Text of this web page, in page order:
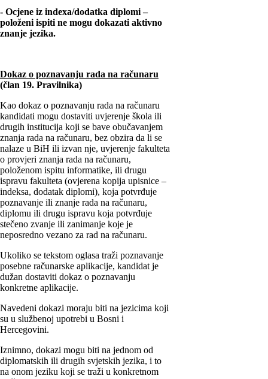
- Ocjene iz indexa/dodatka diplomi –
položeni ispiti ne mogu dokazati aktivno
znanje jezika.
Dokaz o poznavanju rada na računaru
(član 19. Pravilnika)
Kao dokaz o poznavanju rada na računaru
kandidati mogu dostaviti uvjerenje škola ili
drugih institucija koji se bave obučavanjem
znanja rada na računaru, bez obzira da li se
nalaze u BiH ili izvan nje, uvjerenje fakulteta
o provjeri znanja rada na računaru,
položenom ispitu informatike, ili drugu
ispravu fakulteta (ovjerena kopija upisnice –
indeksa, dodatak diplomi), koja potvrđuje
poznavanje ili znanje rada na računaru,
diplomu ili drugu ispravu koja potvrđuje
stečeno zvanje ili zanimanje koje je
neposredno vezano za rad na računaru.
Ukoliko se tekstom oglasa traži poznavanje
posebne računarske aplikacije, kandidat je
dužan dostaviti dokaz o poznavanju
konkretne aplikacije.
Navedeni dokazi moraju biti na jezicima koji
su u službenoj upotrebi u Bosni i
Hercegovini.
Iznimno, dokazi mogu biti na jednom od
diplomatskih ili drugih svjetskih jezika, i to
na onom jeziku koji se traži u konkretnom